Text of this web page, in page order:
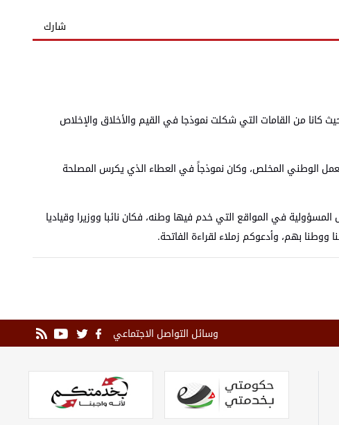
شارك
كانا من القامات التي شكلت نموذجا في القيم والأخلاق والإخلاص
الوطني المخلص، وكان نموذجاً في العطاء الذي يكرس المصلحة
في المواقع التي خدم فيها وطنه، فكان نائبا ووزيرا وقياديا
ووطنا بهم، وأدعوكم زملاء لقراءة الفاتحة.
وسائل التواصل الاجتماعي